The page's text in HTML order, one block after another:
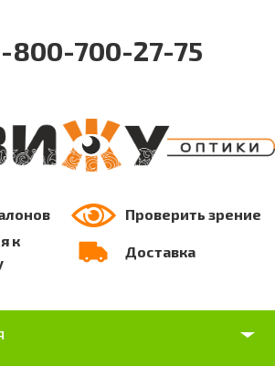
800-700-27-75
Проверить зрение
к
Доставка